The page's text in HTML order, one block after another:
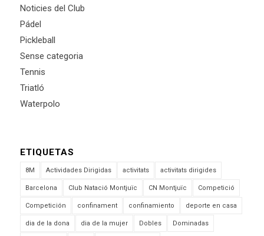
Noticies del Club
Pádel
Pickleball
Sense categoria
Tennis
Triatló
Waterpolo
ETIQUETAS
8M Actividades Dirigidas activitats activitats dirigides
Barcelona Club Natació Montjuïc CN Montjuïc Competició
Competición confinament confinamiento deporte en casa
dia de la dona dia de la mujer Dobles Dominadas